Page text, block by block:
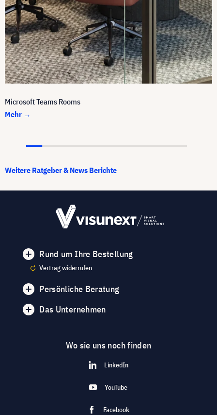
Microsoft Teams Rooms
Mehr →
Weitere Ratgeber & News Berichte
Rund um Ihre Bestellung
Vertrag widerrufen
Persönliche Beratung
Das Unternehmen
Wo sie uns noch finden
LinkedIn
YouTube
Facebook